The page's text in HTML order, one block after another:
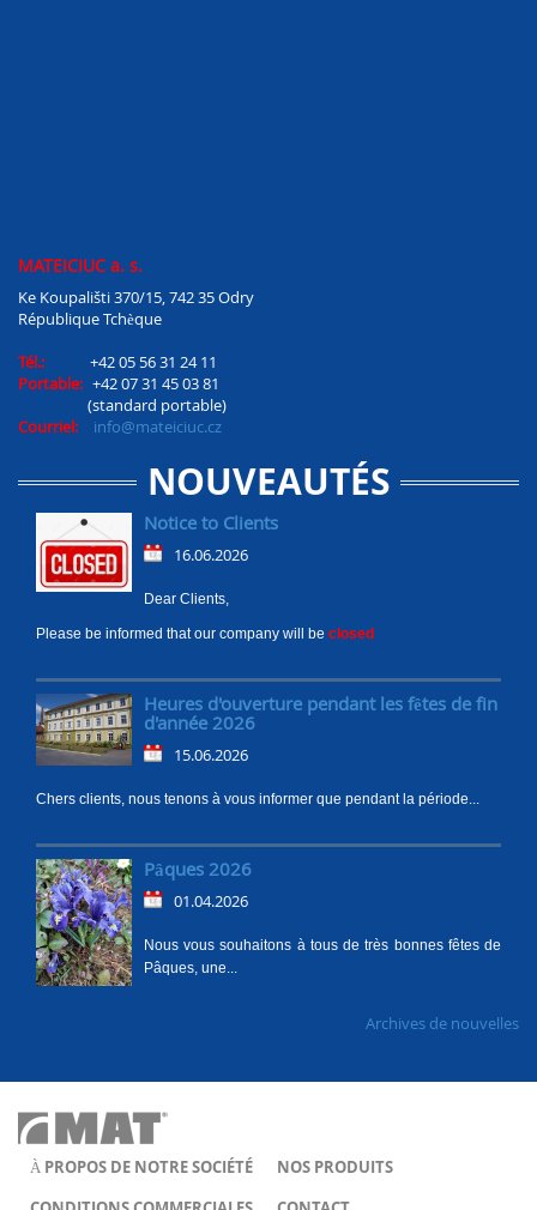
MATEICIUC a. s.
Ke Koupališti 370/15, 742 35 Odry
République Tchèque
Tél.:
+42 05 56 31 24 11
Portable: +42 07 31 45 03 81
(standard portable)
Courriel:
info@mateiciuc.cz
NOUVEAUTÉS
Notice to Clients
16.06.2026
Dear Clients,
Please be informed that our company will be closed
Heures d'ouverture pendant les fêtes de fin
d'année 2026
15.06.2026
Chers clients, nous tenons à vous informer que pendant la période...
Pâques 2026
01.04.2026
Nous vous souhaitons à tous de très bonnes fêtes de
Pâques, une...
Archives de nouvelles
À PROPOS DE NOTRE SOCIÉTÉ
NOS PRODUITS